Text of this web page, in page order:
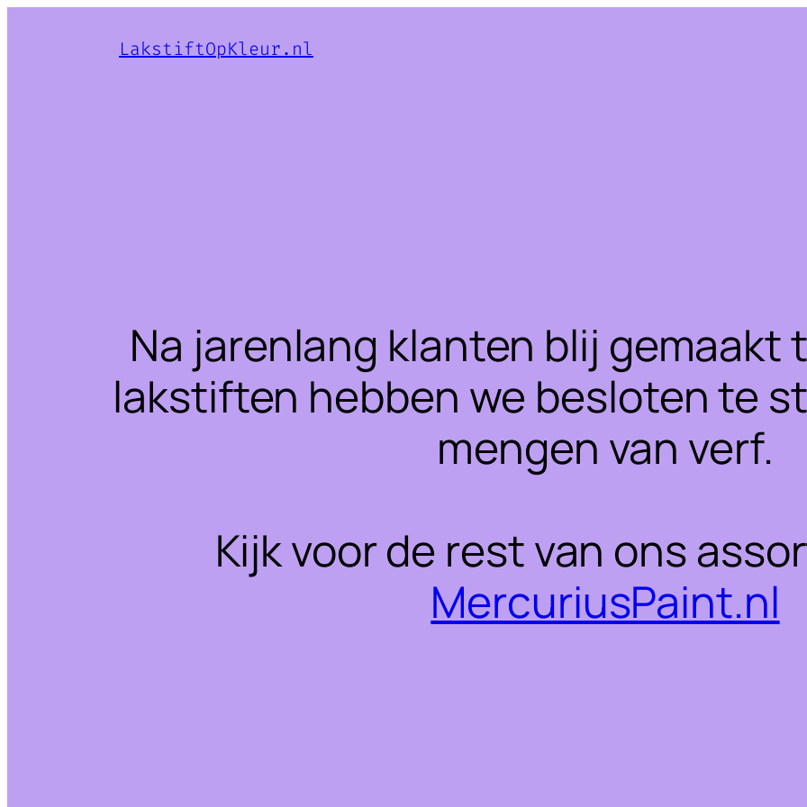
LakstiftOpKleur.nl
Na jarenlang klanten blij gemaakt
lakstiften hebben we besloten te
mengen van verf.
Kijk voor de rest van ons
MercuriusPaint.nl